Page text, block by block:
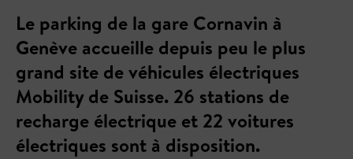
Le parking de la gare Cornavin à
Genève accueille depuis peu le plus
grand site de véhicules électriques
Mobility de Suisse. 26 stations de
recharge électrique et 22 voitures
électriques sont à disposition.